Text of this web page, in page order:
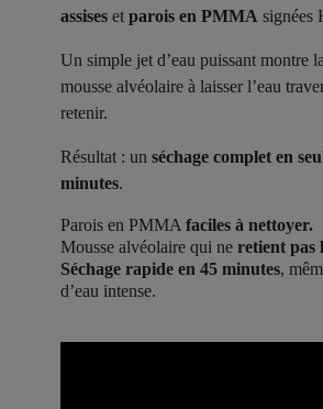
assises et parois en PMMA signées
Un simple jet d’eau puissant montre
mousse alvéolaire à laisser l’eau
retenir.
Résultat : un séchage complet en
minutes.
Parois en PMMA faciles à nettoyer.
Mousse alvéolaire qui ne retient pas
Séchage rapide en 45 minutes,
d’eau intense.